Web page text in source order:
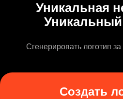
Уникальная
Сгенерировать логотип
Создать